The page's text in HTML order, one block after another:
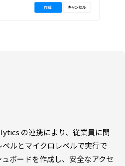
の連携により、従業員に関
ルとマイクロレベルで実行で
ボードを作成し、安全なアクセ